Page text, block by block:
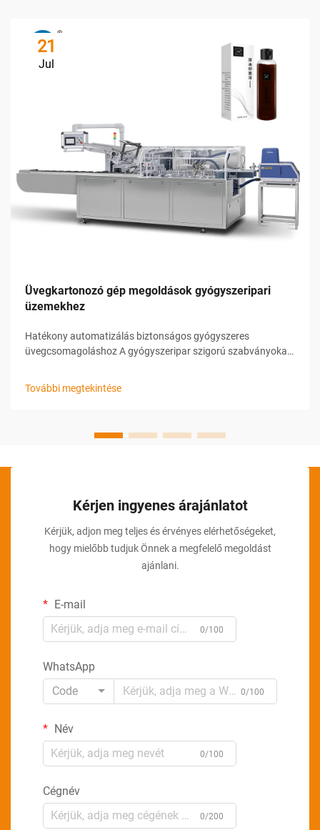
21
Jul
Üvegkartonozó gép megoldások gyógyszeripari
üzemekhez
Hatékony automatizálás biztonságos gyógyszeres
üvegcsomagoláshoz A gyógyszeripar szigorú szabványokat
az igényeknek a kielégítésére a gyártók korszerű
További megtekintése
Kérjen ingyenes árajánlatot
Kérjük, adjon meg teljes és érvényes elérhetőségeket,
hogy mielőbb tudjuk Önnek a megfelelő megoldást
ajánlani.
E-mail
0/100
WhatsApp
Code
0/100
Név
0/100
Cégnév
0/200